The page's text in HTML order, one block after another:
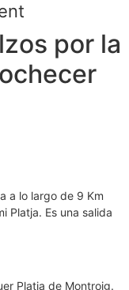
por la
a lo largo de 9 Km
Platja. Es una salida
Platja de Montroig.